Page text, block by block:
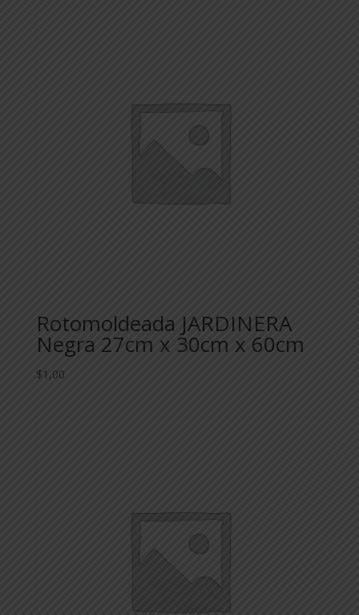
Rotomoldeada JARDINERA
Negra 27cm x 30cm x 60cm
$ 1,00